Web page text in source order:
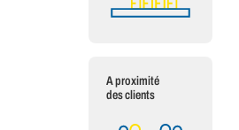
A proximité
des clients